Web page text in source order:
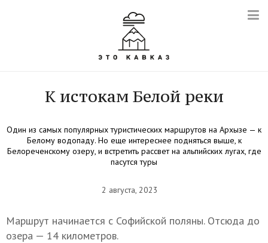
К истокам Белой реки
Один из самых популярных туристических маршрутов на Архызе — к
Белому водопаду. Но еще интереснее подняться выше, к
Белореченскому озеру, и встретить рассвет на альпийских лугах, где
пасутся туры
2 августа, 2023
Маршрут начинается с Софийской поляны. Отсюда до
озера — 14 километров.